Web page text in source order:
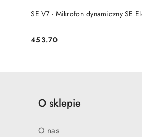
SE V7 - Mikrofon dynamiczny SE
Cena:
453.70
PRODUKT
O sklepie
O nas